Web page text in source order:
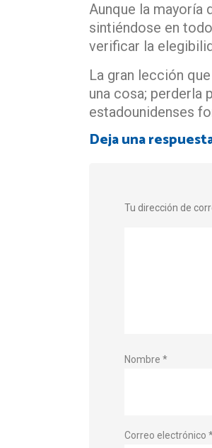
Aunque la mayoría
sintiéndose en
verificar la
La gran lección
una cosa; perderla
estadounidenses
Deja una
Tu dirección de
Nombre *
Correo electrónico